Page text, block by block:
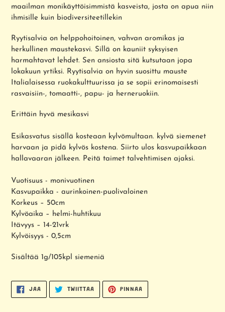
maailman monikäyttöisimmistä kasveista, josta on apua niin
ihmisille kuin biodiversiteetillekin
Ryytisalvia on helppohoitoinen, vahvan aromikas ja
herkullinen maustekasvi. Sillä on kauniit syksyisen
harmahtavat lehdet. Sen ansiosta sitä kutsutaan jopa
lokakuun yrtiksi. Ryytisalvia on hyvin suosittu mauste
Italialaisessa ruokakulttuurissa ja se sopii erinomaisesti
rasvaisiin-, tomaatti-, papu- ja herneruokiin.
Erittäin hyvä mesikasvi
Esikasvatus sisällä kosteaan kylvömultaan. kylvä siemenet
harvaan ja pidä kylvös kostena. Siirto ulos kasvupaikkaan
hallavaaran jälkeen. Peitä taimet talvehtimisen ajaksi.
Vuotisuus - monivuotinen
Kasvupaikka - aurinkoinen-puolivaloinen
Korkeus – 50cm
Kylvöaika – helmi-huhtikuu
Itävyys – 14-21vrk
Kylvöisyys - 0,5cm
Sisältää 1g/105kpl siemeniä
JAA
FACEBOOKISSA
TWIITTAA TWIITTAA
TWITTERISSÄ
PINNAA